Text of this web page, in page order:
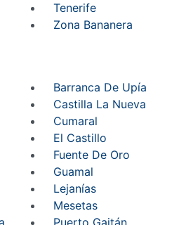
Tenerife
Zona Bananera
Barranca De Upía
Castilla La Nueva
Cumaral
El Castillo
Fuente De Oro
Guamal
Lejanías
Mesetas
Puerto Gaitán